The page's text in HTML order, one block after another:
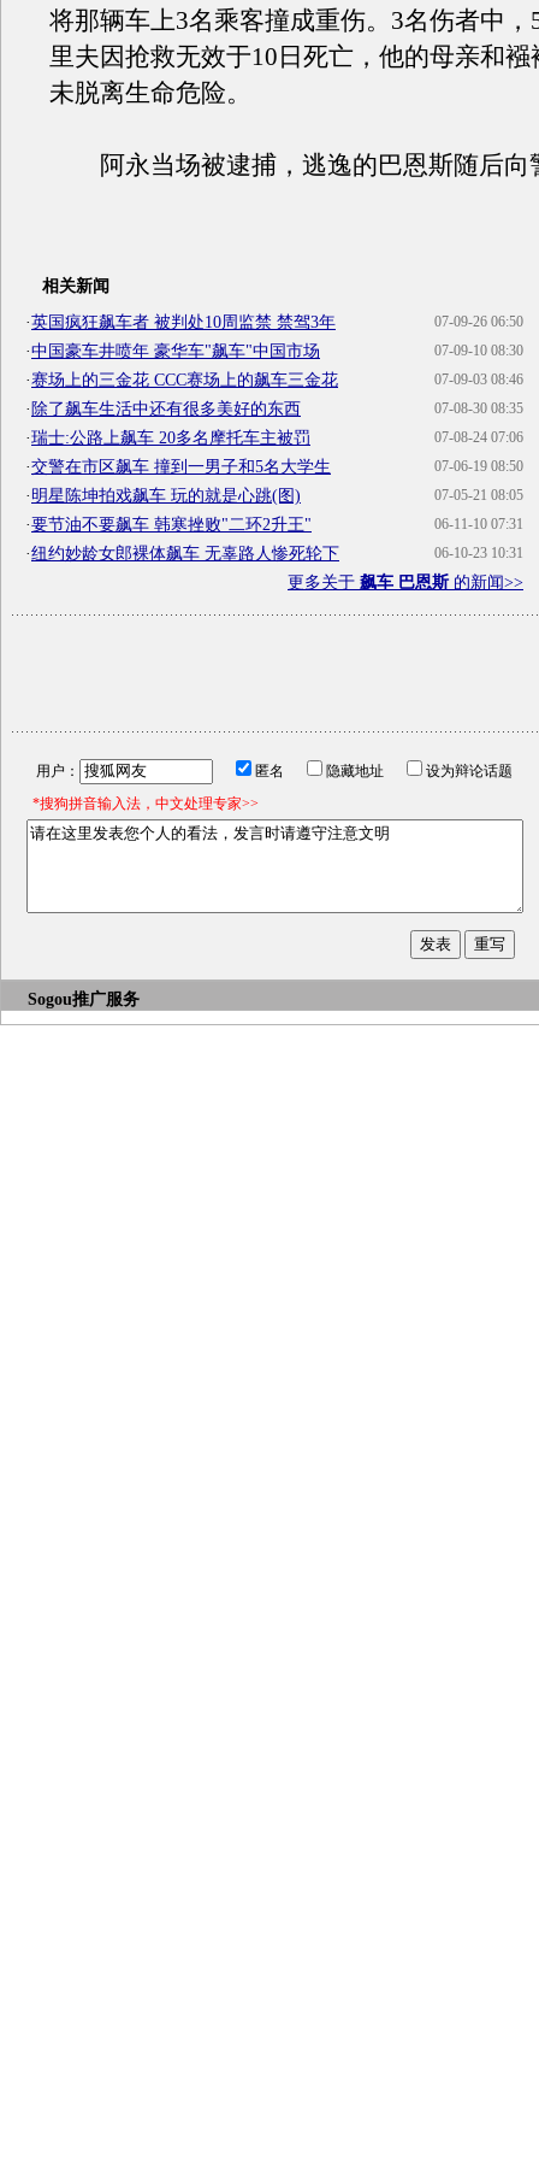
将那辆车上3名乘客撞成重伤。3名伤者中，
里夫因抢救无效于10日死亡，他的母亲和
未脱离生命危险。
阿永当场被逮捕，逃逸的巴恩斯随后向
相关新闻
07-09-26 06:50
·英国疯狂飙车者 被判处10周监禁 禁驾3年
07-09-10 08:30
·中国豪车井喷年 豪华车"飙车"中国市场
07-09-03 08:46
·赛场上的三金花 CCC赛场上的飙车三金花
07-08-30 08:35
· 除了飙车生活中还有很多美好的东西
07-08-24 07:06
·瑞士:公路上飙车 20多名摩托车主被罚
07-06-19 08:50
·交警在市区飙车 撞到一男子和5名大学生
07-05-21 08:05
·明星陈坤拍戏飙车 玩的就是心跳(图)
06-11-10 07:31
·要节油不要飙车 韩寒挫败"二环2升王"
06-10-23 10:31
·纽约妙龄女郎裸体飙车 无辜路人惨死轮下
更多关于 飙车 巴恩斯的新闻>>
用户： 匿名 隐藏地址
设为辩论话题
*搜狗拼音输入法，中文处理专家>>
Sogou推广服务